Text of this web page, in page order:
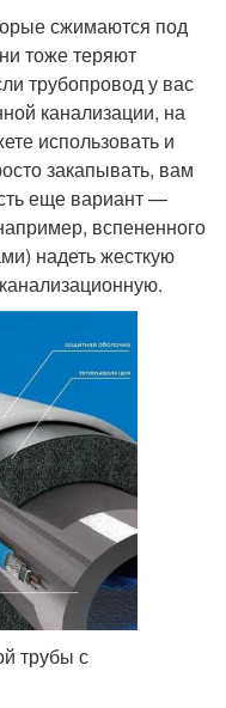
сжимаются под
тоже теряют
трубопровод у вас
канализации, на
использовать и
закапывать, вам
еще вариант —
вспененного
надеть жесткую
трубы с